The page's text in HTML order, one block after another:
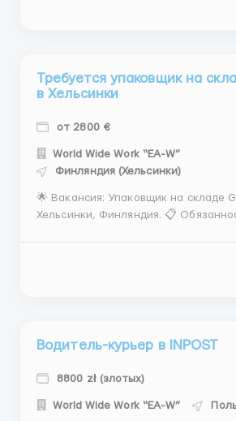
Требуется упаковщик на
в Хельсинки
от 2800 €
World Wide Work “EA-W”
Финляндия (Хельсинки)
🌟 Вакансия: Упаковщик на складе
Хельсинки, Финляндия. 📋 Обязанности: сортировка
Зарплата: 16 евро в час, за
Водитель-курьер в INPOST
8800 zł (злотых)
World Wide Work “EA-W”